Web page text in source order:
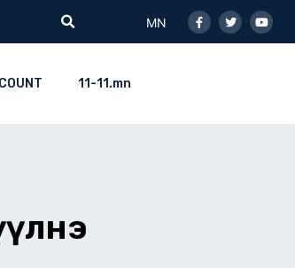
Search
MN
f
11-11.mn